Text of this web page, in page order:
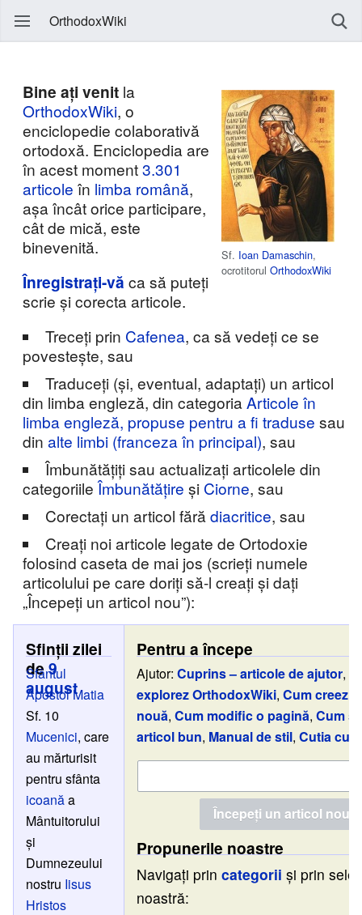
OrthodoxWiki
Sf. Ioan Damaschin,
ocrotitorul OrthodoxWiki
Bine ați venit la
OrthodoxWiki, o
enciclopedie colaborativă
ortodoxă. Enciclopedia are
în acest moment3.301
articole în limba română,
așa încât orice participare,
cât de mică, este
binevenită.
Înregistrați-vă ca să puteți
scrie și corecta articole.
Treceți prin Cafenea, ca să vedeți ce se
povestește, sau
Traduceți (și, eventual, adaptați) un articol
din limba engleză, din categoriaArticole în
limba engleză, propuse pentru a fi traduse sau
dinalte limbi (franceza în principal), sau
Îmbunătățiți sau actualizați articolele din
categoriileÎmbunătățire și Ciorne, sau
Corectați un articol fărădiacritice, sau
Creați noi articole legate de Ortodoxie
folosind caseta de mai jos (scrieți numele
articolului pe care doriți să-l creați și dați
„Începeți un articol nou”):
Sfinții zilei
de9
august
Sfântul
Apostol Matia
Sf. 10
Mucenici, care
au mărturisit
pentru sfânta
icoanăa
Mântuitorului
și
Dumnezeului
nostru Iisus
Hristos
Pentru a începe
Ajutor:Cuprins – articole de ajutor,
explorez OrthodoxWiki,Cum creez
nouă,Cum modific o pagină,Cum
articol bun, Manual de stil,Cutia cu
Propunerile noastre
Navigați princategorii și prin
noastră: